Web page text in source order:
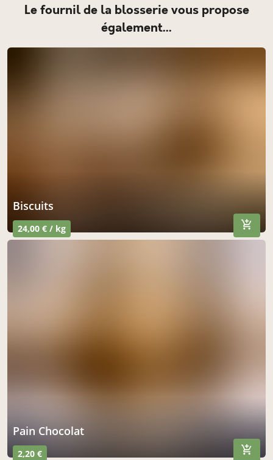
le fournil de la blosserie vous propose
également...
biscuits
24,00 € / kg
pain Chocolat
2,20 €